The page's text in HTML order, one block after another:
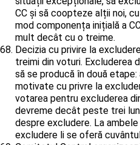
CC și să coopteze alții noi,
mod componența inițială a
mult decât cu o treime.
Decizia cu privire la
treimi din voturi. Excluderea
să se producă în două etape:
motivate cu privre la
votarea pentru excluderea
devreme decât peste trei
despre excludere. La
excludere li se oferă